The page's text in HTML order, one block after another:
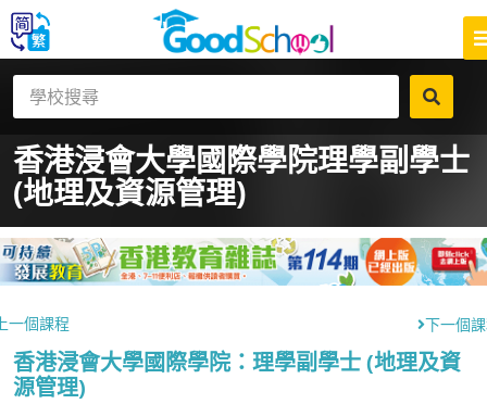
香港浸會大學國際學院理學副學士
(地理及資源管理)
一個課程 下一個
香港浸會大學國際學院：理學副學士 (地理及資
源管理)